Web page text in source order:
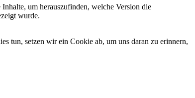
um herauszufinden, welche Version die
wurde.
tun, setzen wir ein Cookie ab, um uns daran zu erinnern,